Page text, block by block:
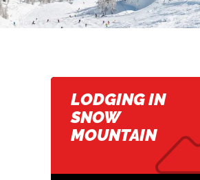
KONTAKT
LODGING IN
SNOW
MOUNTAIN